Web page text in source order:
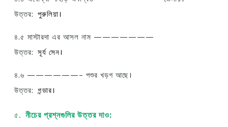
উত্তর: পুরুলিয়া।
৪.৫ মাস্টারদা এর আসল নাম ———————
উত্তর: সূর্য সেন।
৪.৬ ——————– পশুর খড়গ আছে।
উত্তর: গন্ডার।
৫. নীচের প্রশ্নগুলির উত্তর দাও: